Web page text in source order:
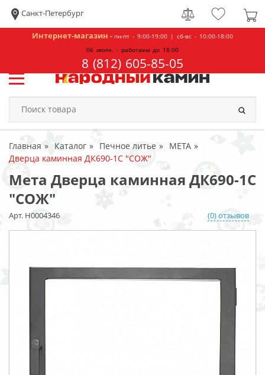
Санкт-Петербург
Интернет-магазин - пн-пт - 9:00-19:00 | сб-вс - 10:00-18:00
06 июля. - работаем до 18.00
8 (812) 605-85-05
Главная Каталог Печное литье
МЕТА
Дверца каминная ДК690-1С "СОЖ"
Мета Дверца каминная ДК690-1С
"СОЖ"
Арт. Н0004346 (0) отзывов